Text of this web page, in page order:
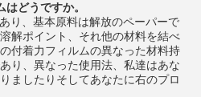
どうですか。
り、基本原料は解放のペーパーで
解ポイント、それ他の材料を結べ
付着力フィルムの異なった材料持
り、異なった使用法、私達はあな
ましたりそしてあなたに右のプロ